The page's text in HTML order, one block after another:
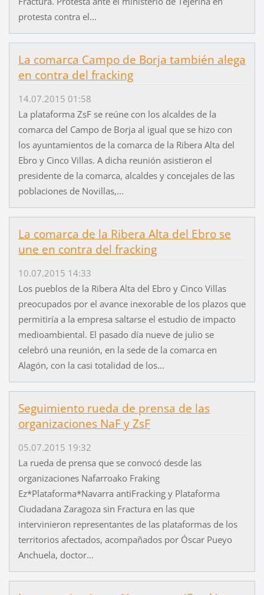
protesta contra el...
La comarca Campo de Borja también alega
en contra del fracking
14.07.2015 01:58
La plataforma ZsF se reúne con los alcaldes de la
comarca del Campo de Borja al igual que se hizo con
los ayuntamientos de la comarca de la Ribera Alta del
Ebro y Cinco Villas. A dicha reunión asistieron el
presidente de la comarca, alcaldes y concejales de las
poblaciones de Novillas,...
La comarca de la Ribera Alta del Ebro se
une en contra del fracking
10.07.2015 14:33
Los pueblos de la Ribera Alta del Ebro y Cinco Villas
preocupados por el avance inexorable de los plazos que
permitiría a la empresa saltarse el estudio de impacto
medioambiental. El pasado día nueve de julio se
celebró una reunión, en la sede de la comarca en
Alagón, con la casi totalidad de los...
Seguimiento rueda de prensa de las
organizaciones NaF y ZsF
05.07.2015 19:32
La rueda de prensa que se convocó desde las
organizaciones Nafarroako Fraking
Ez*Plataforma*Navarra antiFracking y Plataforma
Ciudadana Zaragoza sin Fractura en las que
intervinieron representantes de las plataformas de los
territorios afectados, acompañados por Óscar Pueyo
Anchuela, doctor...